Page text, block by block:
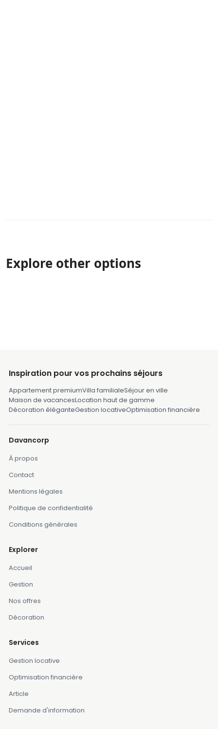
Explore other options
Inspiration pour vos prochains séjours
Appartement premiumVilla familialeSéjour en ville
Maison de vacancesLocation haut de gamme
Décoration éléganteGestion locativeOptimisation financière
Davancorp
À propos
Contact
Mentions légales
Politique de confidentialité
Conditions générales
Explorer
Accueil
Gestion
Nos offres
Décoration
Services
Gestion locative
Optimisation financière
Article
Demande d'information